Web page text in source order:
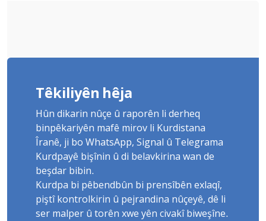
Têkiliyên hêja
Hûn dikarin nûçe û raporên li derheq
binpêkariyên mafê mirov li Kurdistana
Îranê, ji bo WhatsApp, Signal û Telegrama
Kurdpayê bişînin û di belavkirina wan de
beşdar bibin.
Kurdpa bi pêbendbûn bi prensîbên exlaqî,
piştî kontrolkirin û pejrandina nûçeyê, dê li
ser malper û torên xwe yên civakî biweşîne.